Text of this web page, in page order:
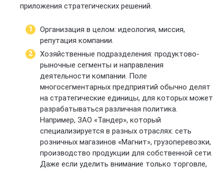
приложения стратегических решений.
Организация в целом: идеология, миссия,
репутация компании.
Хозяйственные подразделения: продуктово-
рыночные сегменты и направления
деятельности компании. Поле
многосегментарных предприятий обычно делят
на стратегические единицы, для которых может
разрабатываться различная политика.
Например, ЗАО «Тандер», который
специализируется в разных отраслях: сеть
розничных магазинов «Магнит», грузоперевозки,
производство продукции для собственной сети.
Даже если уделить внимание только торговле,